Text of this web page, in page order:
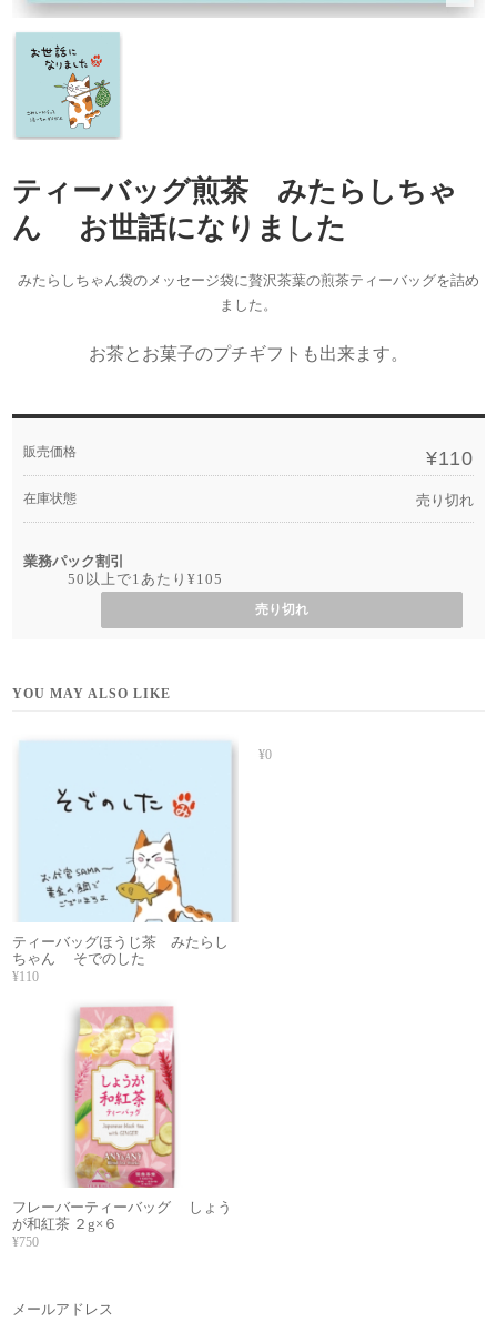
ティーバッグ煎茶 みたらしちゃ
ん お世話になりました
みたらしちゃん袋のメッセージ袋に贅沢茶葉の煎茶ティーバッグを詰め
ました。
お茶とお菓子のプチギフトも出来ます。
販売価格 ¥110
在庫状態 売り切れ
業務パック割引
50以上で1あたり¥105
売り切れ
YOU MAY ALSO LIKE
ティーバッグほうじ茶 みたらし
ちゃん そでのした
¥110
¥0
フレーバーティーバッグ しょう
が和紅茶 ２g×６
¥750
メールアドレス